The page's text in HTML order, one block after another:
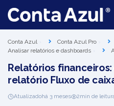
Conta Azul
Conta Azul Pro
Analisar relatórios e dashboards
Relatórios
relatório Fluxo de
Atualizadohá 3 meses 2min de